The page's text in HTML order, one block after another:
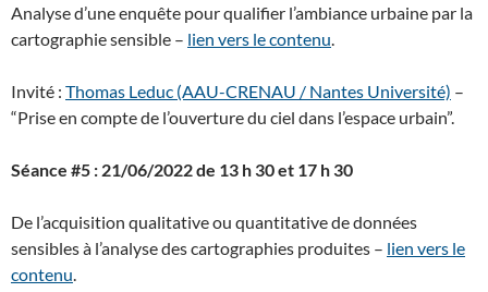
Analyse d’une enquête pour qualifier l’ambiance urbaine par la
cartographie sensible – lien vers le contenu.
Invité : Thomas Leduc (AAU-CRENAU / Nantes Université) –
“Prise en compte de l’ouverture du ciel dans l’espace urbain”.
Séance #5 : 21/06/2022 de 13 h 30 et 17 h 30
De l’acquisition qualitative ou quantitative de données
sensibles à l’analyse des cartographies produites – lien vers le
contenu.